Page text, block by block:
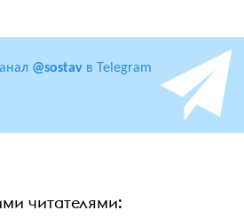
@sostav в Telegram
читателями: